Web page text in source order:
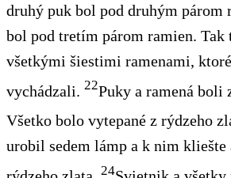
druhý puk bol pod druhým párom
bol pod tretím párom ramien. Tak
všetkými šiestimi ramenami,
vychádzali. 22Puky a ramená boli
Všetko bolo vytepané z rýdzeho
urobil sedem lámp a k nim kliešte
24